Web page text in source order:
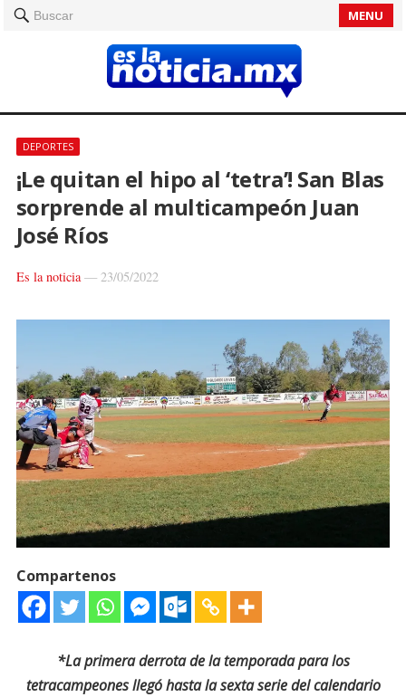
Buscar MENU
DEPORTES
¡Le quitan el hipo al ‘tetra’! San Blas
sorprende al multicampeón Juan
José Ríos
Es la noticia— 23/05/2022
Compartenos
*La primera derrota de la temporada para los
tetracampeones llegó hasta la sexta serie del calendario